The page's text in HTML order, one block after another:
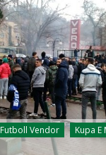
Futboll Vendor
Kupa